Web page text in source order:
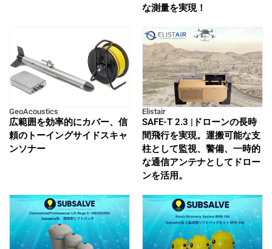
な測量を実現！
GeoAcoustics
広範囲を効率的にカバー、信
頼のトーイングサイドスキャ
ンソナー
Elistair
SAFE-T 2.3 |ドローンの長時
間飛行を実現。運搬可能な支
柱として監視、警備、一時的
な通信アンテナとしてドロー
ンを活用。